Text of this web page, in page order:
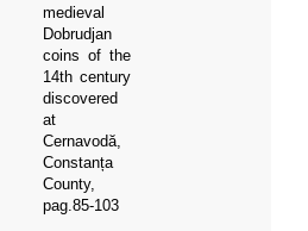
medieval
Dobrudjan
coins of the
14th century
discovered
at
Cernavodă,
Constanța
County,
pag.85-103